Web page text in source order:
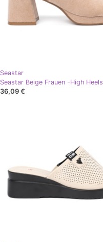
Seastar
Seastar Beige Frauen -High Heels
36,09 €